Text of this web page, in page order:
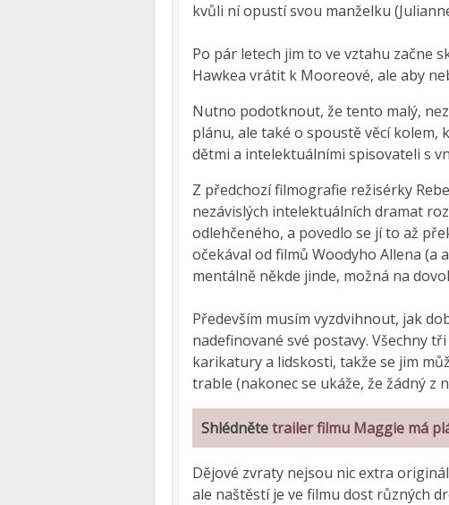
kvůli ní opustí svou manželku
Po pár letech jim to ve vztahu začne
Hawkea vrátit k Mooreové, ale aby
Nutno podotknout, že tento malý,
plánu, ale také o spoustě věcí kolem,
dětmi a intelektuálními spisovateli s
Z předchozí filmografie režisérky
nezávislých intelektuálních dramat
odlehčeného, a povedlo se jí to až
očekával od filmů Woodyho Allena (a
mentálně někde jinde, možná na
Především musím vyzdvihnout, jak
nadefinované své postavy. Všechny
karikatury a lidskosti, takže se jim
trable (nakonec se ukáže, že žádný z
Shlédnětetrailer filmu Maggie má
Dějové zvraty nejsou nic extra
ale naštěstí je ve filmu dost různých